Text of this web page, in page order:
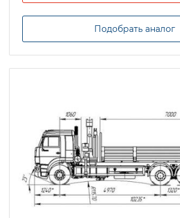
Подобрать аналог